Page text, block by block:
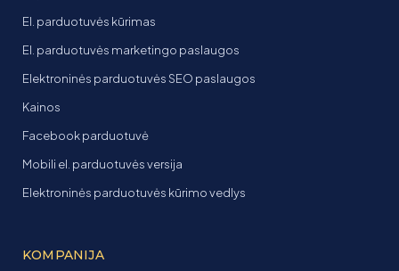
El. parduotuvės kūrimas
El. parduotuvės marketingo paslaugos
Elektroninės parduotuvės SEO paslaugos
Kainos
Facebook parduotuvė
Mobili el. parduotuvės versija
Elektroninės parduotuvės kūrimo vedlys
KOMPANIJA